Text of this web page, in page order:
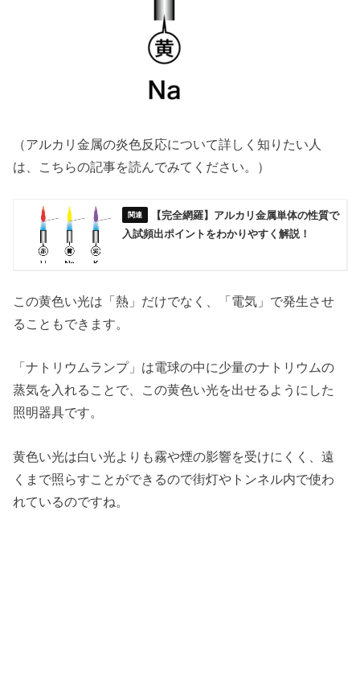
（アルカリ金属の炎色反応について詳しく知りたい人
は、こちらの記事を読んでみてください。）
【完全網羅】アルカリ金属単体の性質で
入試頻出ポイントをわかりやすく解説！
この黄色い光は「熱」だけでなく、「電気」で発生させ
ることもできます。
「ナトリウムランプ」は電球の中に少量のナトリウムの
蒸気を入れることで、この黄色い光を出せるようにした
照明器具です。
黄色い光は白い光よりも霧や煙の影響を受けにくく、遠
くまで照らすことができるので街灯やトンネル内で使わ
れているのですね。